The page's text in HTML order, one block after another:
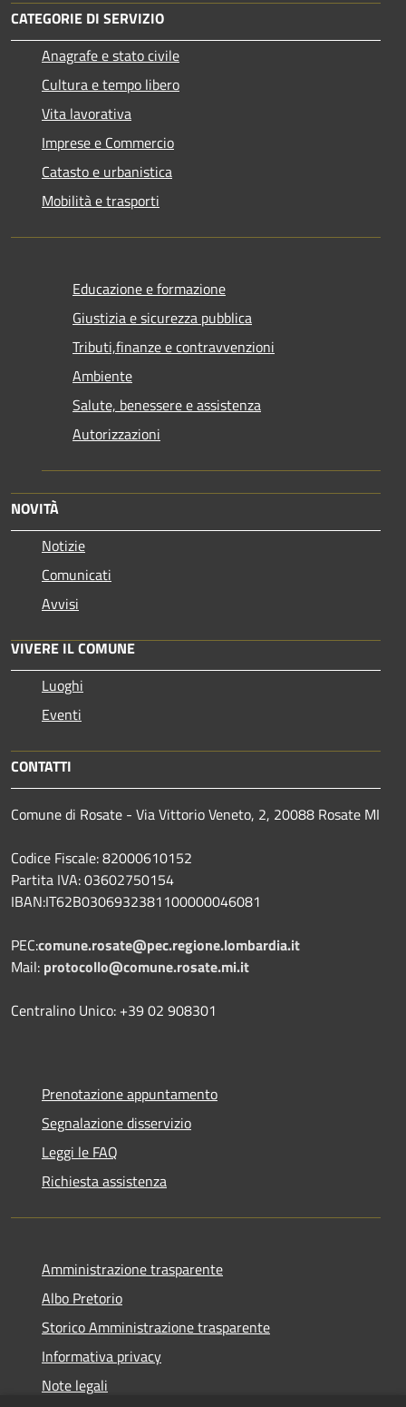
CATEGORIE DI SERVIZIO
Anagrafe e stato civile
Cultura e tempo libero
Vita lavorativa
Imprese e Commercio
Catasto e urbanistica
Mobilità e trasporti
Educazione e formazione
Giustizia e sicurezza pubblica
Tributi,finanze e contravvenzioni
Ambiente
Salute, benessere e assistenza
Autorizzazioni
NOVITÀ
Notizie
Comunicati
Avvisi
VIVERE IL COMUNE
Luoghi
Eventi
CONTATTI
Comune di Rosate - Via Vittorio Veneto, 2, 20088 Rosate MI
Codice Fiscale: 82000610152
Partita IVA: 03602750154
IBAN:IT62B0306932381100000046081
PEC:comune.rosate@pec.regione.lombardia.it
Mail: protocollo@comune.rosate.mi.it
Centralino Unico: +39 02 908301
Prenotazione appuntamento
Segnalazione disservizio
Leggi le FAQ
Richiesta assistenza
Amministrazione trasparente
Albo Pretorio
Storico Amministrazione trasparente
Informativa privacy
Note legali